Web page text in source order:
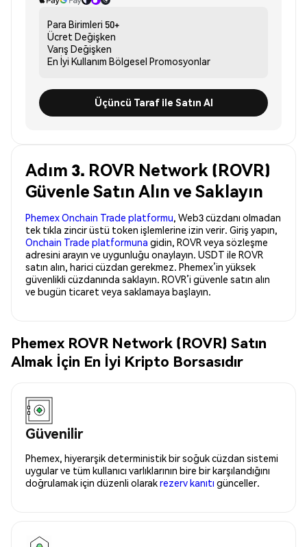
Para Birimleri 50+
Ücret Değişken
Varış Değişken
En İyi Kullanım Bölgesel Promosyonlar
Üçüncü Taraf ile Satın Al
Adım 3. ROVR Network (ROVR)
Güvenle Satın Alın ve Saklayın
Phemex Onchain Trade platformu, Web3 cüzdanı olmadan
tek tıkla zincir üstü token işlemlerine izin verir. Giriş yapın,
Onchain Trade platformuna gidin, ROVR veya sözleşme
adresini arayın ve uygunluğu onaylayın. USDT ile ROVR
satın alın, harici cüzdan gerekmez. Phemex’in yüksek
güvenlikli cüzdanında saklayın. ROVR’i güvenle satın alın
ve bugün ticaret veya saklamaya başlayın.
Phemex ROVR Network (ROVR) Satın
Almak İçin En İyi Kripto Borsasıdır
Güvenilir
Phemex, hiyerarşik deterministik bir soğuk cüzdan sistemi
uygular ve tüm kullanıcı varlıklarının bire bir karşılandığını
doğrulamak için düzenli olarakrezerv kanıtı günceller.